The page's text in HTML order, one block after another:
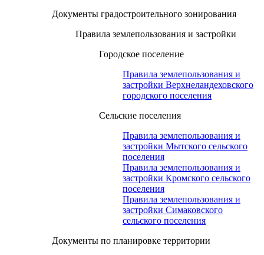
Документы градостроительного зонирования
Правила землепользования и застройки
Городское поселение
Правила землепользования и
застройки Верхнеландеховского
городского поселения
Сельские поселения
Правила землепользования и
застройки Мытского сельского
поселения
Правила землепользования и
застройки Кромского сельского
поселения
Правила землепользования и
застройки Симаковского
сельского поселения
Документы по планировке территории